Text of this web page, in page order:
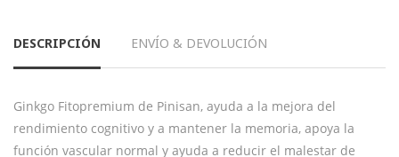
DESCRIPCIÓN ENVÍO & DEVOLUCIÓN
Ginkgo Fitopremium de Pinisan, ayuda a la mejora del
rendimiento cognitivo y a mantener la memoria, apoya la
función vascular normal y ayuda a reducir el malestar de